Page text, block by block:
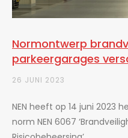
Normontwerp
parkeergarages
26 JUNI 2023
NEN heeft op 14 juni 2023
norm NEN 6067